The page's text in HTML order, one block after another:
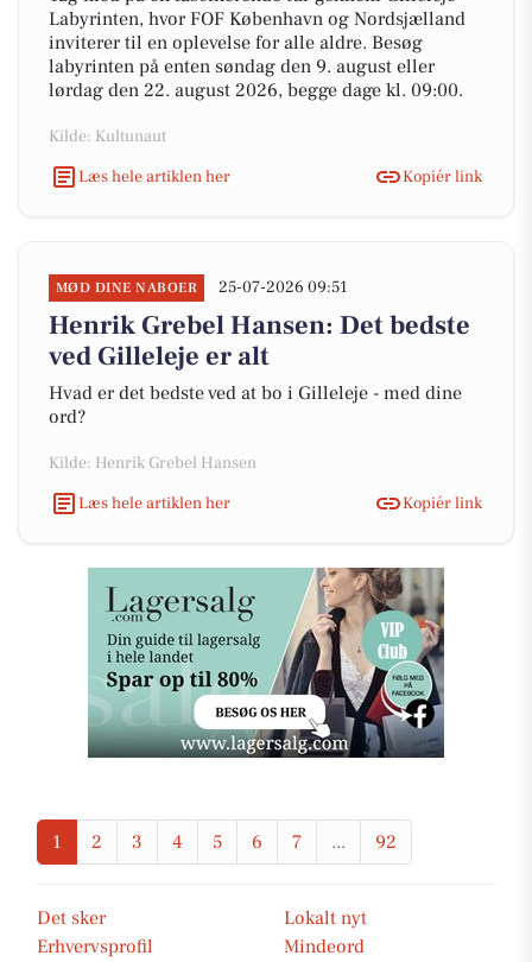
Labyrinten, hvor FOF København og Nordsjælland
inviterer til en oplevelse for alle aldre. Besøg
labyrinten på enten søndag den 9. august eller
lørdag den 22. august 2026, begge dage kl. 09:00.
Kilde: Kultunaut
Læs hele artiklen her
Kopiér link
MØD DINE NABOER 25-07-2026 09:51
Henrik Grebel Hansen: Det bedste
ved Gilleleje er alt
Hvad er det bedste ved at bo i Gilleleje - med dine
ord?
Kilde: Henrik Grebel Hansen
Læs hele artiklen her
Kopiér link
1 2 3 4 5 6 7 ... 92
Det sker
Lokalt nyt
Erhvervsprofil
Mindeord